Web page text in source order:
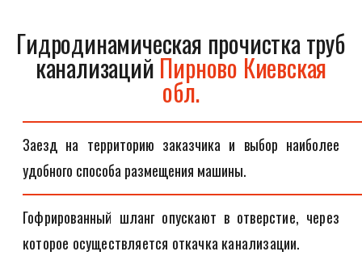
Гидродинамическая прочистка труб
канализаций Пирново Киевская
обл.
Заезд на территорию заказчика и выбор наиболее
удобного способа размещения машины.
Гофрированный шланг опускают в отверстие, через
которое осуществляется откачка канализации.